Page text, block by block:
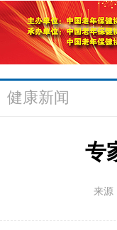
健康新闻
专
来